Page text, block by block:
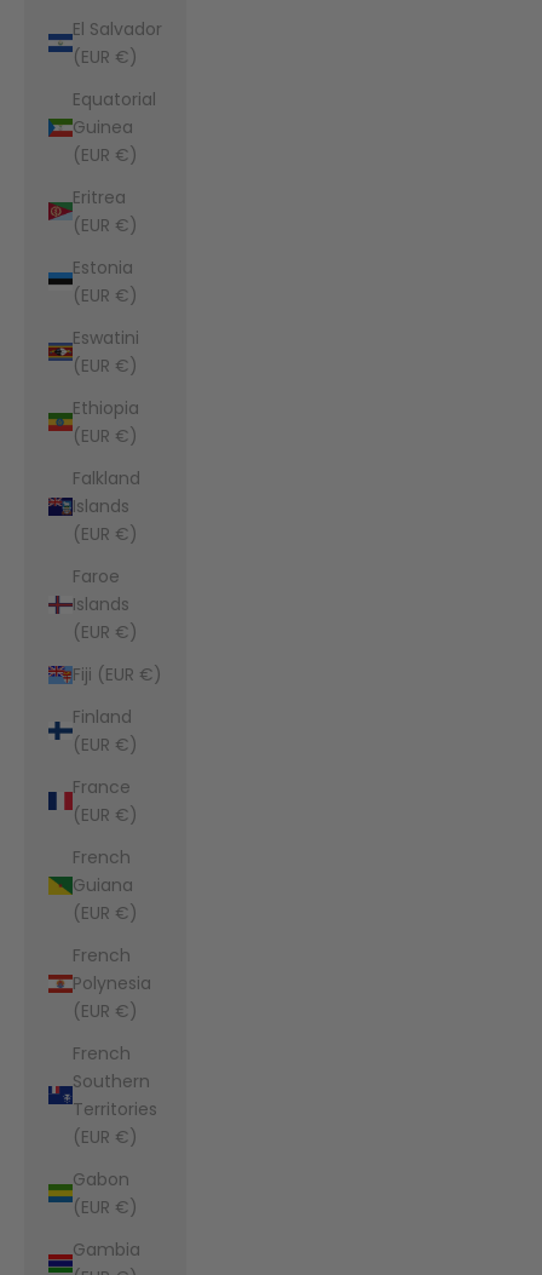
El Salvador
(EUR €)
Equatorial
Guinea
(EUR €)
Eritrea
(EUR €)
Estonia
(EUR €)
Eswatini
(EUR €)
Ethiopia
(EUR €)
Falkland
Islands
(EUR €)
Faroe
Islands
(EUR €)
Fiji (EUR €)
Finland
(EUR €)
France
(EUR €)
French
Guiana
(EUR €)
French
Polynesia
(EUR €)
French
Southern
Territories
(EUR €)
Gabon
(EUR €)
Gambia